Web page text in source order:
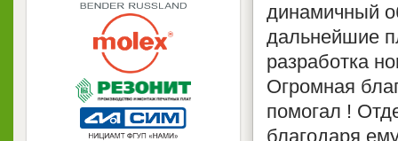
динамичный
дальнейшие
разработка
Огромная
помогал !
благодаря